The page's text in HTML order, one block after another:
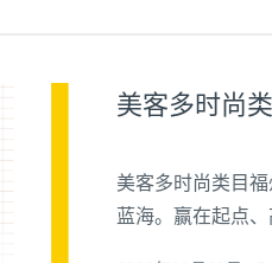
美客多时尚类目
蓝海。赢在起点